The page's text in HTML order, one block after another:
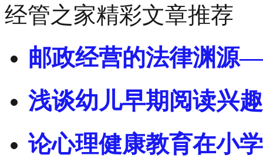
经管之家精彩文章推荐
邮政经营的法律渊源
浅谈幼儿早期阅读兴
论心理健康教育在小